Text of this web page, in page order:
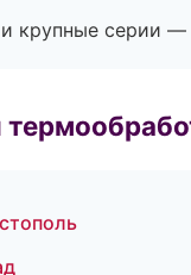
крупные серии —